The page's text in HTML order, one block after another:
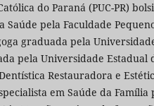
do Paraná (PUC-PR)
Saúde pela Faculdade
graduada pela
pela Universidade Estadual
Restauradora e
em Saúde da Família